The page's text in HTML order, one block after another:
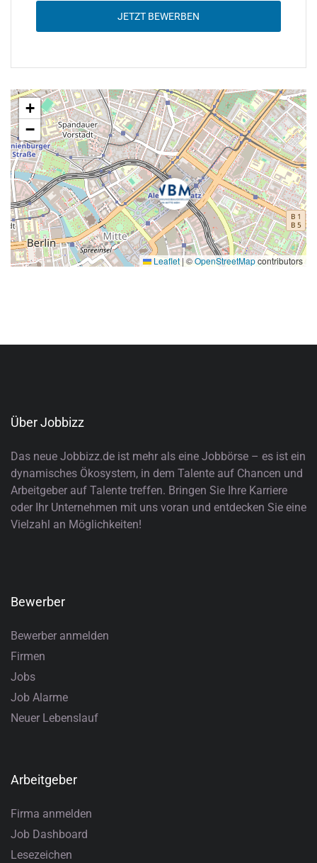
JETZT BEWERBEN
+
−
Leaflet | ©OpenStreetMapcontributors
Über Jobbizz
Das neue Jobbizz.de ist mehr als eine Jobbörse – es ist ein
dynamisches Ökosystem, in dem Talente auf Chancen und
Arbeitgeber auf Talente treffen. Bringen Sie Ihre Karriere
oder Ihr Unternehmen mit uns voran und entdecken Sie eine
Vielzahl an Möglichkeiten!
Bewerber
Bewerber anmelden
Firmen
Jobs
Job Alarme
Neuer Lebenslauf
Arbeitgeber
Firma anmelden
Job Dashboard
Lesezeichen